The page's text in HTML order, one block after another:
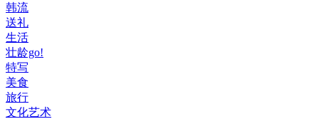
韩流
送礼
生活
壮龄go!
特写
美食
旅行
文化艺术